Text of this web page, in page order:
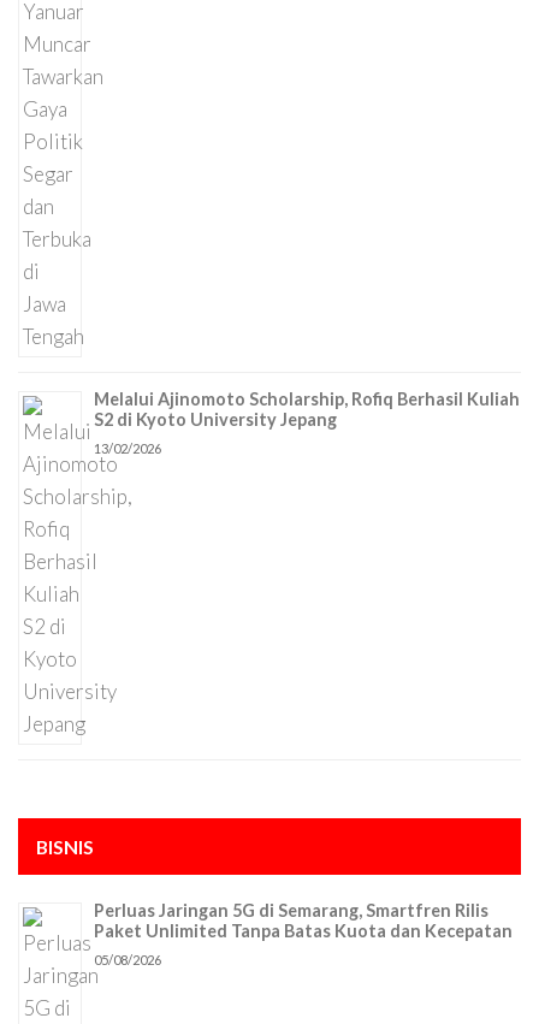
Melalui Ajinomoto Scholarship, Rofiq Berhasil Kuliah
S2 di Kyoto University Jepang
13/02/2026
BISNIS
Perluas Jaringan 5G di Semarang, Smartfren Rilis
Paket Unlimited Tanpa Batas Kuota dan Kecepatan
05/08/2026